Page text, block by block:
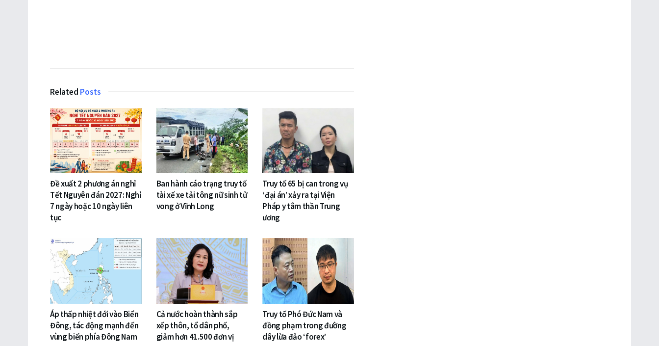
Related Posts
Đề xuất 2 phương án nghỉ
Tết Nguyên đán 2027: Nghỉ
7 ngày hoặc 10 ngày liên
tục
Ban hành cáo trạng truy tố
tài xế xe tải tông nữ sinh tử
vong ở Vĩnh Long
Truy tố 65 bị can trong vụ
‘đại án’ xảy ra tại Viện
Pháp y tâm thần Trung
ương
Áp thấp nhiệt đới vào Biển
Đông, tác động mạnh đến
vùng biển phía Đông Nam
Cả nước hoàn thành sắp
xếp thôn, tổ dân phố,
giảm hơn 41.500 đơn vị
Truy tố Phó Đức Nam và
đồng phạm trong đường
dây lừa đảo ‘forex’